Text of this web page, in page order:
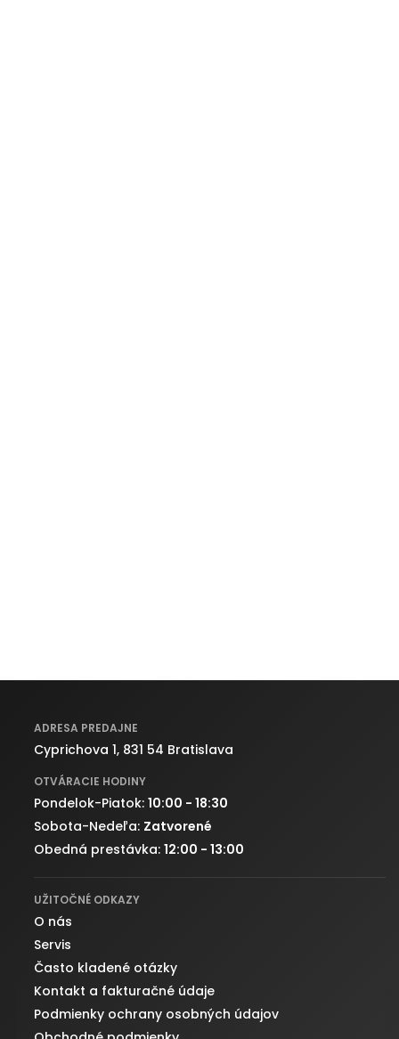
ADRESA PREDAJNE
Cyprichova 1, 831 54 Bratislava
OTVÁRACIE HODINY
Pondelok-Piatok: 10:00 - 18:30
Sobota-Nedeľa: Zatvorené
Obedná prestávka: 12:00 - 13:00
UŽITOČNÉ ODKAZY
O nás
Servis
Často kladené otázky
Kontakt a fakturačné údaje
Podmienky ochrany osobných údajov